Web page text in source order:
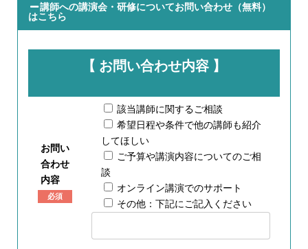
講師への講演会・研修についてお問い合わせ（無料）
はこちら
【 お問い合わせ内容 】
お問い
合わせ
内容
必須
該当講師に関するご相談
希望日程や条件で他の講師も紹介
してほしい
ご予算や講演内容についてのご相
談
オンライン講演でのサポート
その他：下記にご記入ください